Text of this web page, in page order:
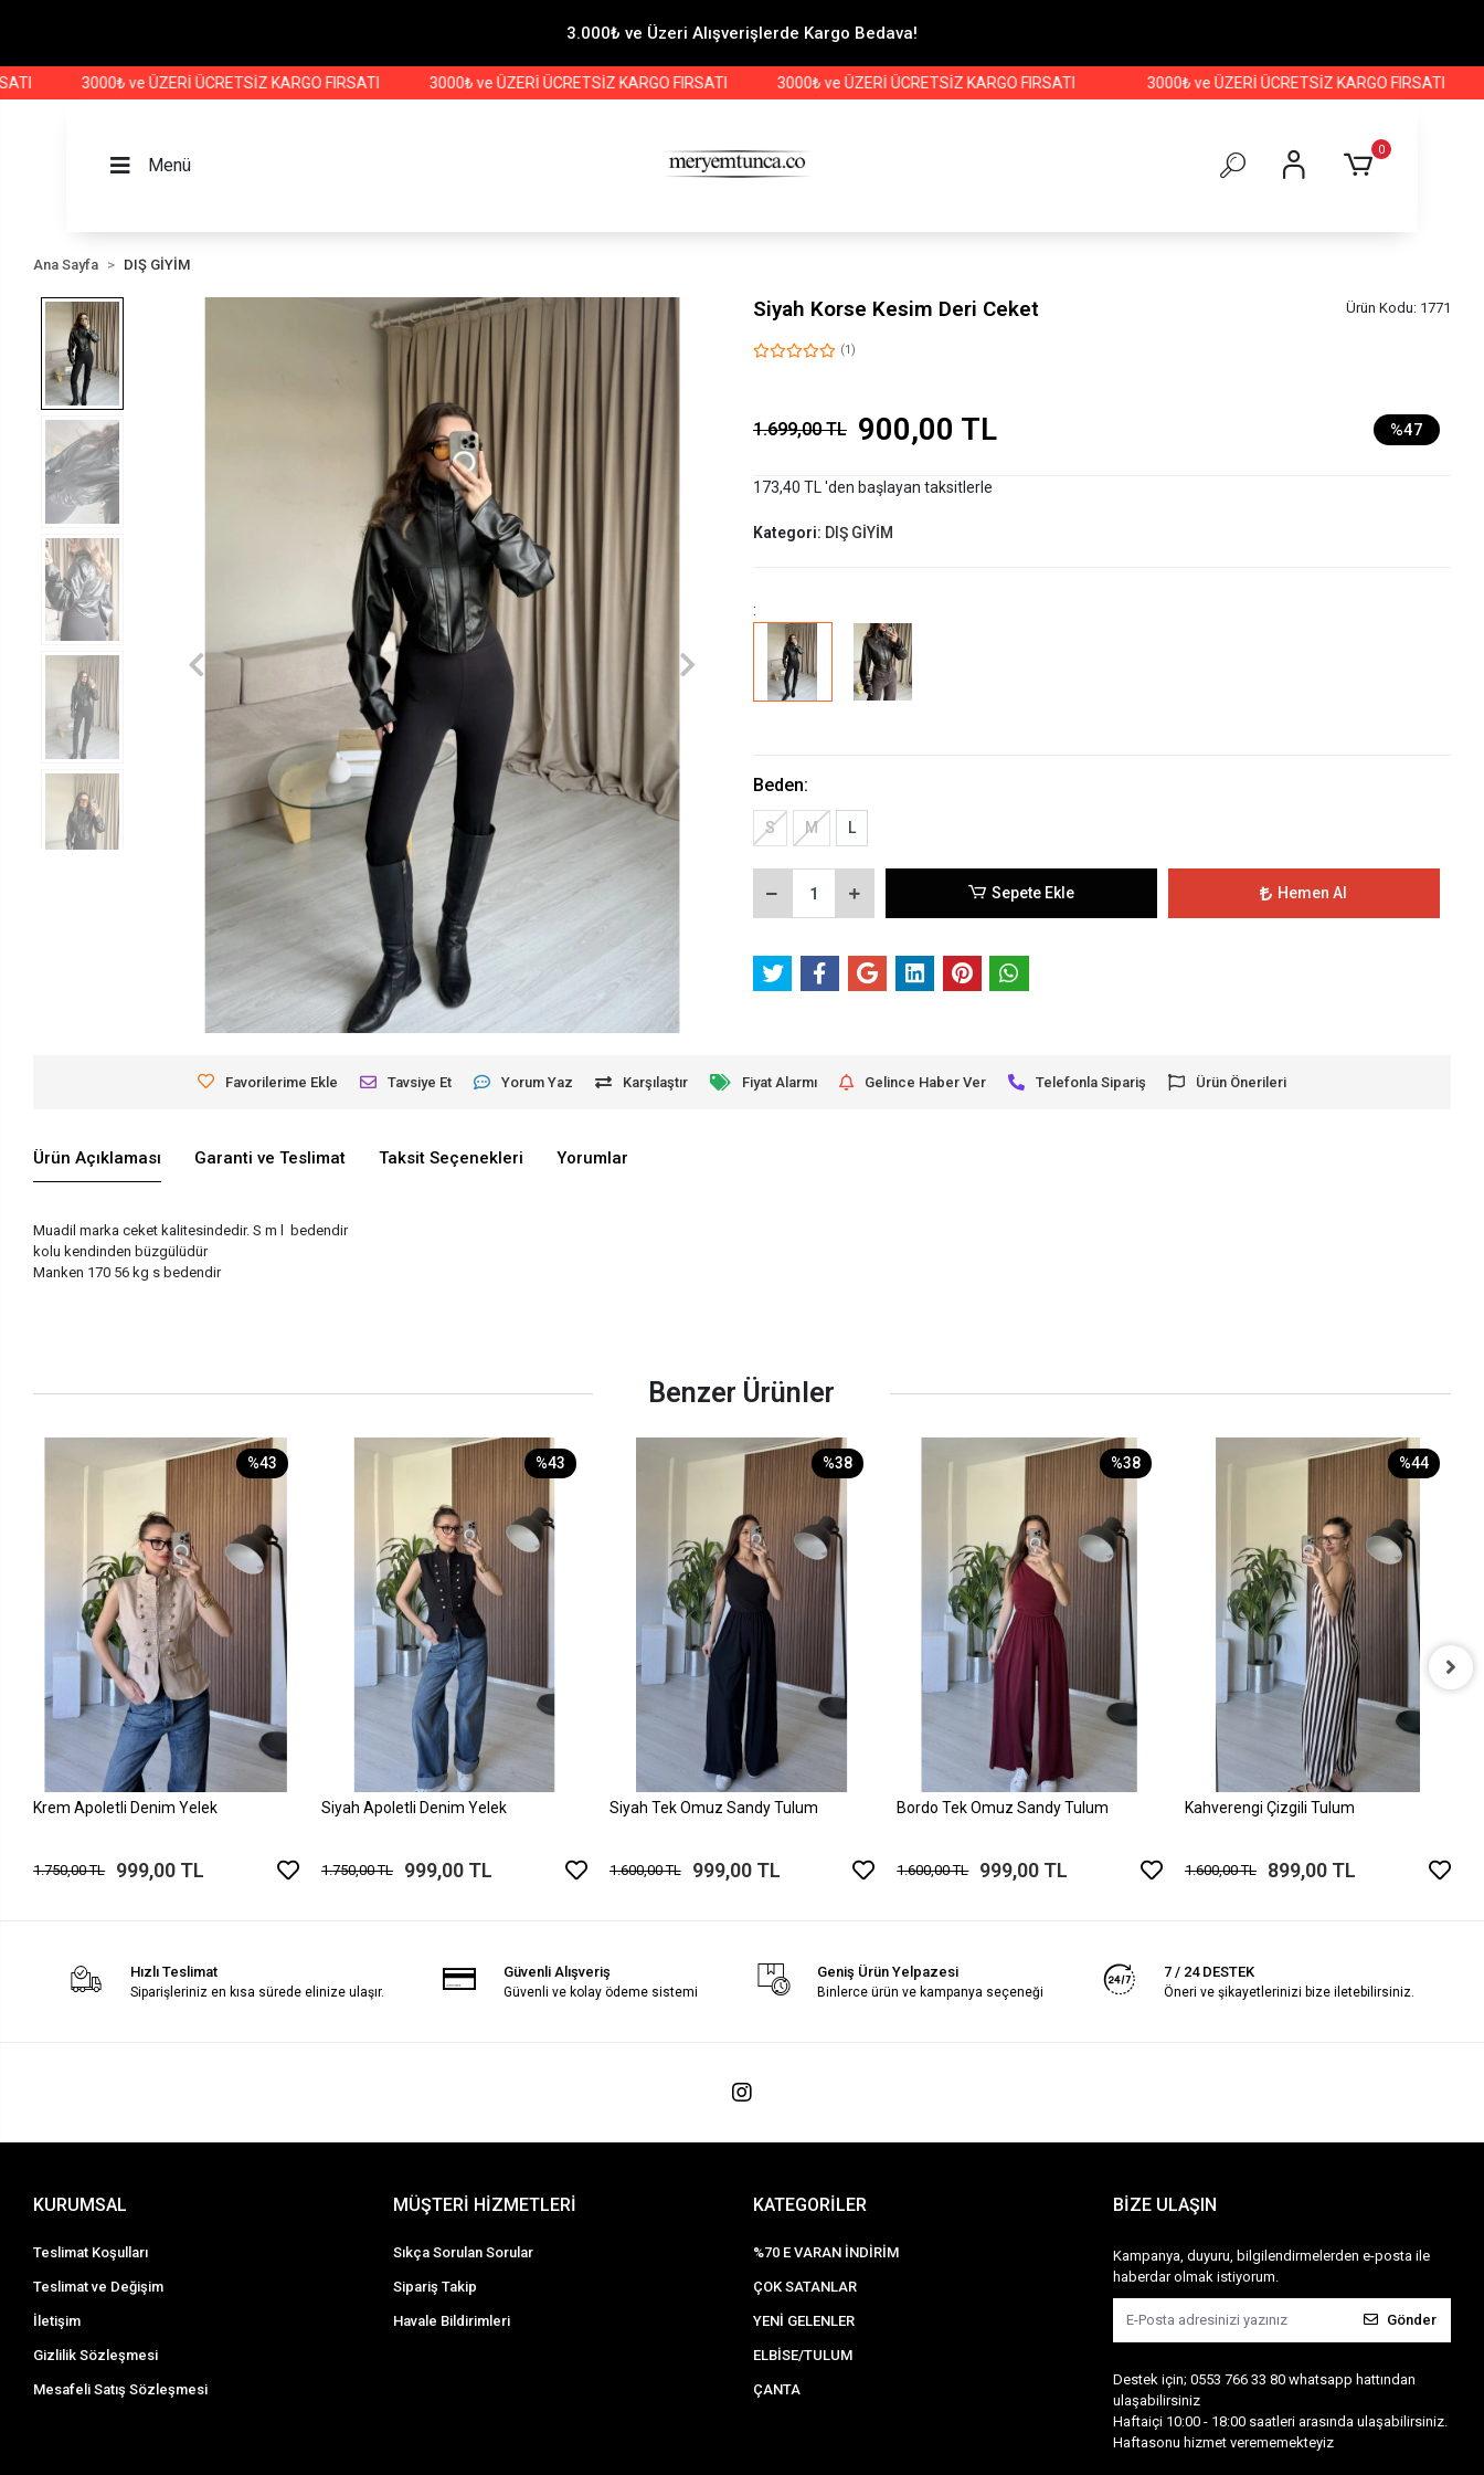
3.000₺ ve Üzeri Alışverişlerde Kargo Bedava!
3000₺ ve ÜZERİ ÜCRETSİZ KARGO FIRSATI 3000₺ ve ÜZERİ ÜCRETSİZ KARGO FIRSATI 3000₺ ve ÜZERİ ÜCRETSİZ KARGO FIRSATI 3000₺ ve ÜZERİ ÜCRETSİZ KARGO FIRSATI
Menü
0
Ana Sayfa DIŞ GİYİM
Siyah Korse Kesim Deri Ceket Ürün Kodu: 1771
(1)
1.699,00 TL 900,00 TL %47
173,40 TL 'den başlayan taksitlerle
Kategori: DIŞ GİYİM
:
Beden:
S M L
Sepete Ekle Hemen Al
Favorilerime Ekle Tavsiye Et Yorum Yaz Karşılaştır Fiyat Alarmı Gelince Haber Ver Telefonla Sipariş Ürün Önerileri
Ürün Açıklaması Garanti ve Teslimat Taksit Seçenekleri Yorumlar
Muadil marka ceket kalitesindedir. S m l bedendir
kolu kendinden büzgülüdür
Manken 170 56 kg s bedendir
Benzer Ürünler
%43
Krem Apoletli Denim Yelek
1.750,00 TL 999,00 TL
%43
Siyah Apoletli Denim Yelek
1.750,00 TL 999,00 TL
%38
Siyah Tek Omuz Sandy Tulum
1.600,00 TL 999,00 TL
%38
Bordo Tek Omuz Sandy Tulum
1.600,00 TL 999,00 TL
%44
Kahverengi Çizgili Tulum
1.600,00 TL 899,00 TL
Hızlı Teslimat
Siparişleriniz en kısa sürede elinize ulaşır.
Güvenli Alışveriş
Güvenli ve kolay ödeme sistemi
Geniş Ürün Yelpazesi
Binlerce ürün ve kampanya seçeneği
7 / 24 DESTEK
Öneri ve şikayetlerinizi bize iletebilirsiniz.
KURUMSAL
Teslimat Koşulları
Teslimat ve Değişim
İletişim
Gizlilik Sözleşmesi
Mesafeli Satış Sözleşmesi
MÜŞTERİ HİZMETLERİ
Sıkça Sorulan Sorular
Sipariş Takip
Havale Bildirimleri
KATEGORİLER
%70 E VARAN İNDİRİM
ÇOK SATANLAR
YENİ GELENLER
ELBİSE/TULUM
ÇANTA
BİZE ULAŞIN
Kampanya, duyuru, bilgilendirmelerden e-posta ile
haberdar olmak istiyorum.
Gönder
Destek için; 0553 766 33 80 whatsapp hattından
ulaşabilirsiniz
Haftaiçi 10:00 - 18:00 saatleri arasında ulaşabilirsiniz.
Haftasonu hizmet verememekteyiz